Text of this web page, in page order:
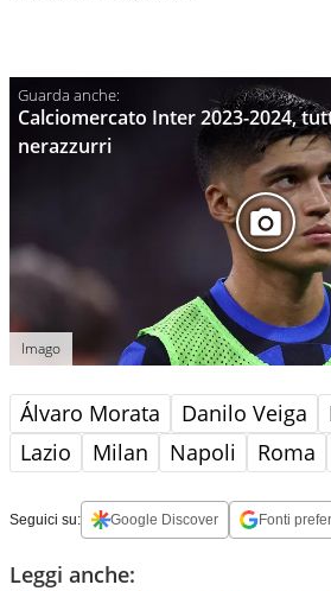
Calciomercato Inter 2023-2024,
nerazzurri
Imago
Álvaro Morata Danilo Veiga
Lazio
Milan Napoli Roma
Seguici su: Google Discover Fonti
Leggi anche: